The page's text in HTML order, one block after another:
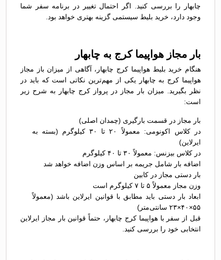
چابهار را بررسی کنید. اگر احتمال تغییر در برنامه سفر شما
وجود دارد، خرید بلیط سیستمی گزینه بهتری خواهد بود.
بار مجاز هواپیما کرج به چابهار
هنگام خرید بلیط هواپیما کرج چابهار، آگاهی از میزان باز مجاز
هواپیما کرج به چابهار یکی از مهم‌ترین نکاتی است که باید در
نظر بگیرید. میزان بار مجاز در پرواز کرج چابهار به شرح زیر
است:
بار مجاز در قسمت بارگیری (چمدان اصلی)
در کلاس اکونومی: معمولاً ۲۰ تا ۳۰ کیلوگرم (بسته به
ایرلاین)
در کلاس بیزنس: معمولاً ۳۰ تا ۴۰ کیلوگرم
اضافه بار شامل جریمه بر اساس وزن اضافه خواهد شد
بار دستی مجاز در کابین
وزن مجاز معمولاً ۵ تا ۷ کیلوگرم است
ابعاد بار دستی باید مطابق با قوانین ایرلاین باشد (معمولاً
۵۵×۴۰×۲۳ سانتی‌متر)
قبل از سفر با هواپیما کرج چابهار، حتماً قوانین بار مجاز ایرلاین
انتخابی خود را بررسی کنید.